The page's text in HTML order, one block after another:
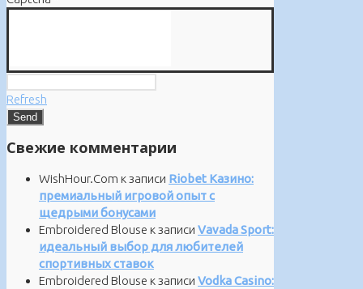
Refresh
Свежие комментарии
WishHour.Com к записи Riobet Казино:
премиальный игровой опыт с
щедрыми бонусами
Embroidered Blouse к записи Vavada Sport:
идеальный выбор для любителей
спортивных ставок
Embroidered Blouse к записи Vodka Casino: